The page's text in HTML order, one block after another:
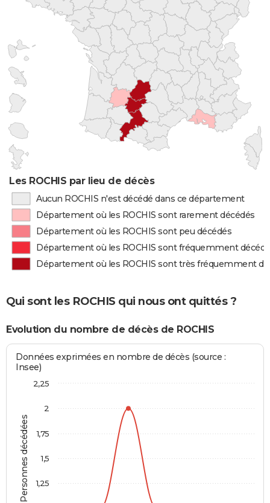
Les ROCHIS par lieu de décès
Aucun ROCHIS n'est décédé dans ce département
Département où les ROCHIS sont rarement décédés
Département où les ROCHIS sont peu décédés
Département où les ROCHIS sont fréquemment
Département où les ROCHIS sont très fréquemment
Qui sont les ROCHIS qui nous ont quittés ?
Evolution du nombre de décès de ROCHIS
Personnes décédées
Données exprimées en nombre de décès (source :
Insee)
1,25
1,5
1,75
2
2,25